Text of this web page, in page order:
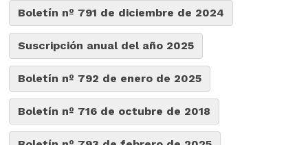
Boletín nº 791 de diciembre de 2024
Suscripción anual del año 2025
Boletín nº 792 de enero de 2025
Boletín nº 716 de octubre de 2018